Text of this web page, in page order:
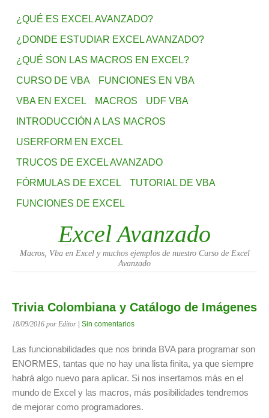
¿QUÉ ES EXCEL AVANZADO?
¿DONDE ESTUDIAR EXCEL AVANZADO?
¿QUÉ SON LAS MACROS EN EXCEL?
CURSO DE VBA
FUNCIONES EN VBA
VBA EN EXCEL
MACROS
UDF VBA
INTRODUCCIÓN A LAS MACROS
USERFORM EN EXCEL
TRUCOS DE EXCEL AVANZADO
FÓRMULAS DE EXCEL
TUTORIAL DE VBA
FUNCIONES DE EXCEL
Excel Avanzado
Macros, Vba en Excel y muchos ejemplos de nuestro Curso de Excel
Avanzado
Trivia Colombiana y Catálogo de Imágenes
18/09/2016 por Editor Sin comentarios
Las funcionabilidades que nos brinda BVA para programar son
ENORMES, tantas que no hay una lista finita, ya que siempre
habrá algo nuevo para aplicar. Si nos insertamos más en el
mundo de Excel y las macros, más posibilidades tendremos
de mejorar como programadores.